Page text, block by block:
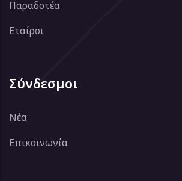
Παραδοτέα
Εταίροι
Σύνδεσμοι
Νέα
Επικοινωνία